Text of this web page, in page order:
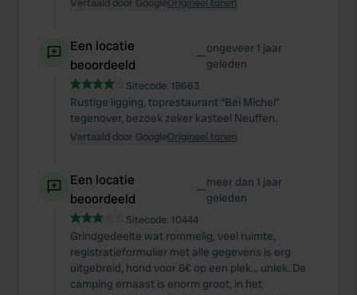
Vertaald door GoogleOrigineel tonen
Een locatie
beoordeeld
—ongeveer 1 jaar
geleden
Sitecode: 18663
Rustige ligging, toprestaurant “Bei Michel”
tegenover, bezoek zeker kasteel Neuffen.
Vertaald door GoogleOrigineel tonen
Een locatie
beoordeeld
—meer dan 1 jaar
geleden
Sitecode: 10444
Grindgedeelte wat rommelig, veel ruimte,
registratieformulier met alle gegevens is erg
uitgebreid, hond voor 6€ op een plek... uniek. De
camping ernaast is enorm groot; in het